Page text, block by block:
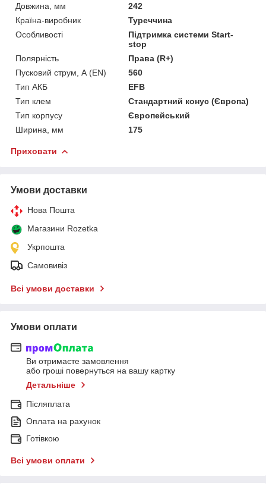
Довжина, мм
242
Країна-виробник
Туреччина
Особливості
Підтримка системи Start-
stop
Полярність
Права (R+)
Пусковий струм, А (EN)
560
Тип АКБ
EFB
Тип клем
Стандартний конус (Європа)
Тип корпусу
Європейський
Ширина, мм
175
Приховати
Умови доставки
Нова Пошта
Магазини Rozetka
Укрпошта
Самовивіз
Всі умови доставки
Умови оплати
Ви отримаєте замовлення
або гроші повернуться на вашу картку
Детальніше
Післяплата
Оплата на рахунок
Готівкою
Всі умови оплати